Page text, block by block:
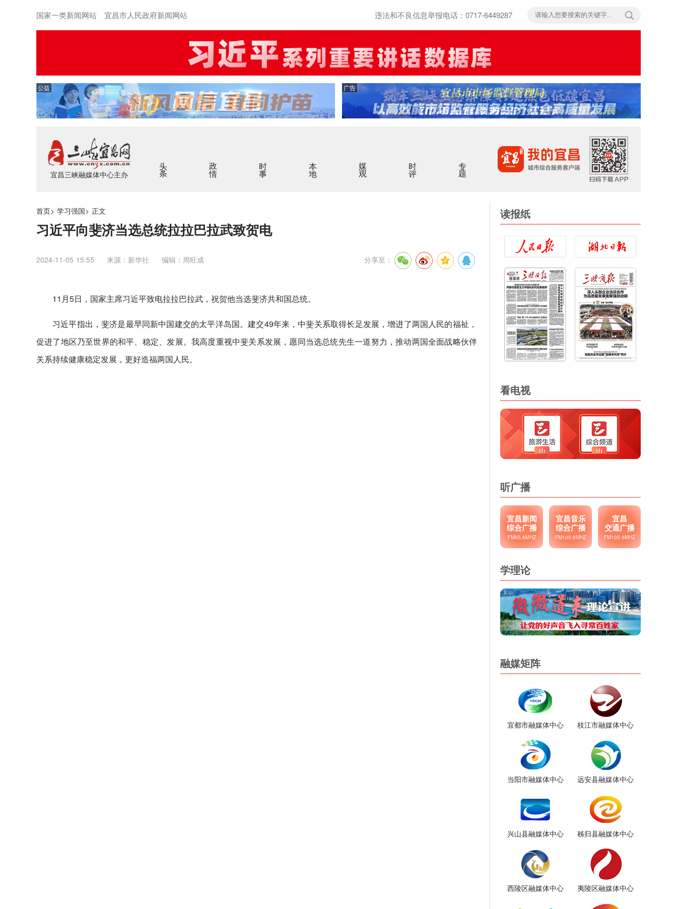
国家一类新闻网站 宜昌市人民政府新闻网站 违法和不良信息举报电话：0717-6449287
公益 广告
宜昌三峡融媒体中心主办
头条 政情 时事 本地 媒观 时评 专题
首页> 学习强国> 正文
习近平向斐济当选总统拉拉巴拉武致贺电
2024-11-05 15:55 来源：新华社 编辑：周旺成 分享至：
11月5日，国家主席习近平致电拉拉巴拉武，祝贺他当选斐济共和国总统。
习近平指出，斐济是最早同新中国建交的太平洋岛国。建交49年来，中斐关系取得长足发展，增进了两国人民的福祉，
促进了地区乃至世界的和平、稳定、发展。我高度重视中斐关系发展，愿同当选总统先生一道努力，推动两国全面战略伙伴
关系持续健康稳定发展，更好造福两国人民。
读报纸
看电视
听广播
宜昌新闻
综合广播
FM95.6MHZ
宜昌音乐
综合广播
FM100.6MHZ
宜昌
交通广播
FM105.9MHZ
学理论
融媒矩阵
宜都市融媒体中心 枝江市融媒体中心
当阳市融媒体中心 远安县融媒体中心
兴山县融媒体中心 秭归县融媒体中心
西陵区融媒体中心 夷陵区融媒体中心